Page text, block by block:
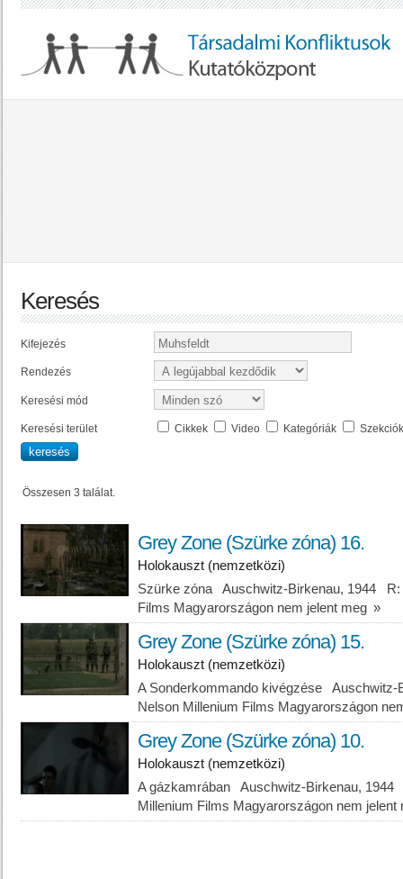
Keresés
Kifejezés
Rendezés
Keresési mód
Keresési terület Cikkek Video Kategóriák Szekciók
Összesen 3 találat.
Grey Zone (Szürke zóna) 16.
Holokauszt (nemzetközi)
Szürke zóna Auschwitz-Birkenau, 1944 R:
Films Magyarországon nem jelent meg »
Grey Zone (Szürke zóna) 15.
Holokauszt (nemzetközi)
A Sonderkommando kivégzése
Nelson Millenium Films Magyarországon
Grey Zone (Szürke zóna) 10.
Holokauszt (nemzetközi)
A gázkamrában Auschwitz-Birkenau, 1944
Millenium Films Magyarországon nem jelent